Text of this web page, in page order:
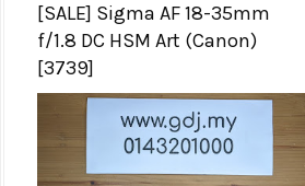
[SALE] Sigma AF 18-35mm
f/1.8 DC HSM Art (Canon)
[3739]